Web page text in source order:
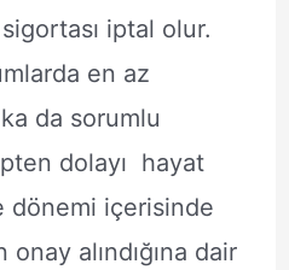
iptal olur.
en az
da sorumlu
dolayı hayat
dönemi içerisinde
alındığına dair